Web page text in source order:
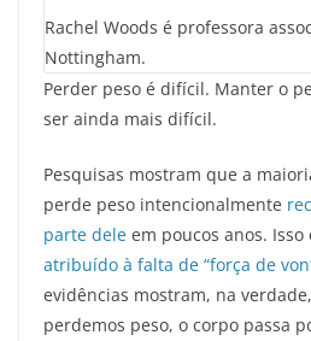
Rachel Woods é professora
Nottingham.
Perder peso é difícil. Manter o
ser ainda mais difícil.
Pesquisas mostram que a
perde peso intencionalmente
parte dele em poucos anos. Isso
atribuído à falta de “força de
evidências mostram, na
perdemos peso, o corpo passa